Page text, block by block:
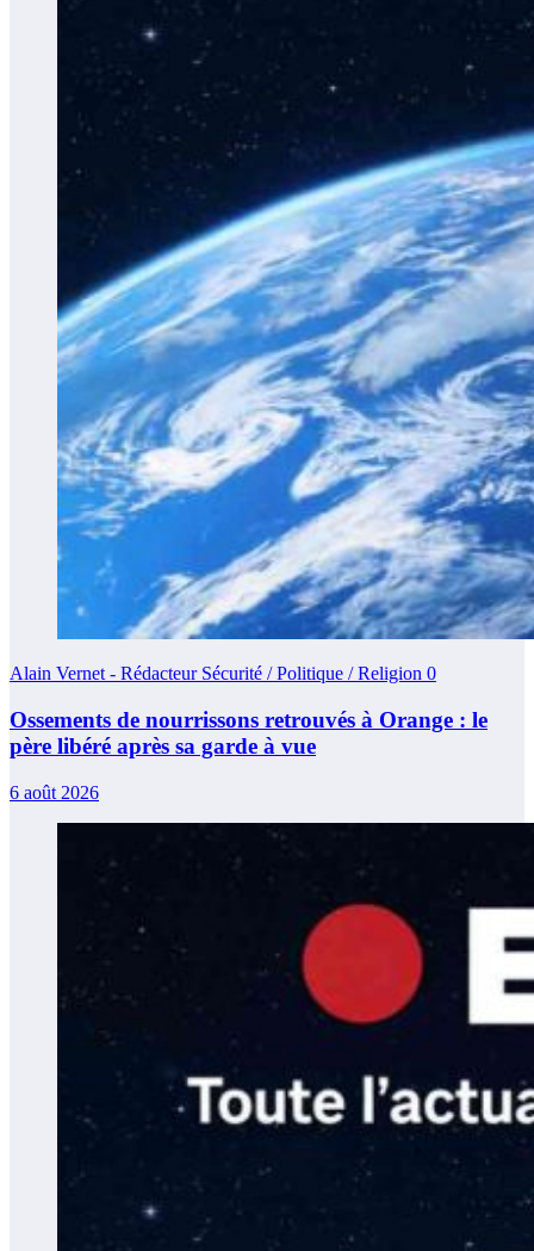
Alain Vernet - Rédacteur Sécurité / Politique / Religion 0
Ossements de nourrissons retrouvés à Orange : le
père libéré après sa garde à vue
6 août 2026